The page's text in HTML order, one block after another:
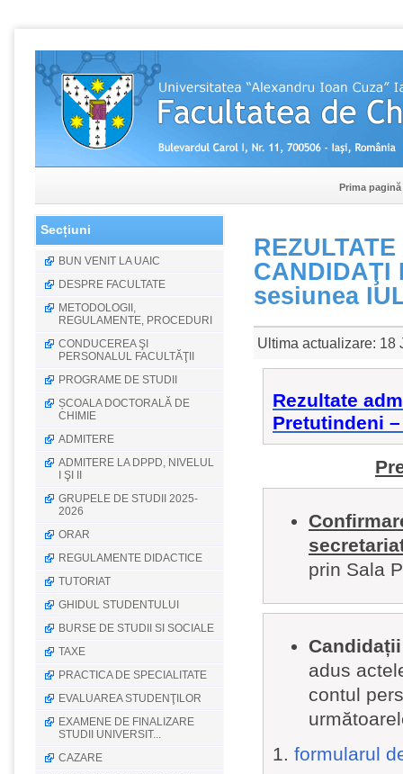
Prima pagină
Secțiuni
BUN VENIT LA UAIC
DESPRE FACULTATE
METODOLOGII,
REGULAMENTE, PROCEDURI
CONDUCEREA ŞI
PERSONALUL FACULTĂŢII
PROGRAME DE STUDII
ȘCOALA DOCTORALĂ DE
CHIMIE
ADMITERE
ADMITERE LA DPPD, NIVELUL
I ŞI II
GRUPELE DE STUDII 2025-
2026
ORAR
REGULAMENTE DIDACTICE
TUTORIAT
GHIDUL STUDENTULUI
BURSE DE STUDII SI SOCIALE
TAXE
PRACTICA DE SPECIALITATE
EVALUAREA STUDENŢILOR
EXAMENE DE FINALIZARE
STUDII UNIVERSIT...
CAZARE
CANDIDAŢI
sesiunea
Ultima actualizare: 18
Rezultate
Pretutindeni
C
prin Sala
adus
contul
1. formularul